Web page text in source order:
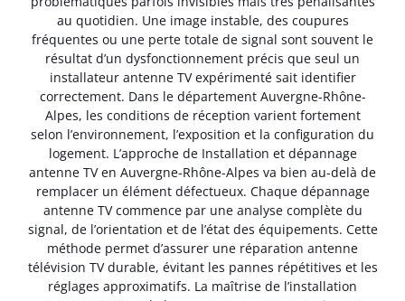
au quotidien. Une image instable, des coupures
fréquentes ou une perte totale de signal sont souvent le
résultat d’un dysfonctionnement précis que seul un
installateur antenne TV expérimenté sait identifier
correctement. Dans le département Auvergne-Rhône-
Alpes, les conditions de réception varient fortement
selon l’environnement, l’exposition et la configuration du
logement. L’approche de Installation et dépannage
antenne TV en Auvergne-Rhône-Alpes va bien au-delà de
remplacer un élément défectueux. Chaque dépannage
antenne TV commence par une analyse complète du
signal, de l’orientation et de l’état des équipements. Cette
méthode permet d’assurer une réparation antenne
télévision TV durable, évitant les pannes répétitives et les
réglages approximatifs. La maîtrise de l’installation